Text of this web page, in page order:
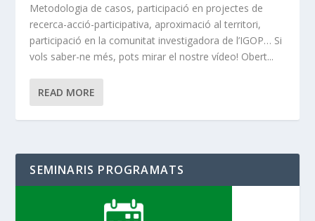
Metodologia de casos, participació en projectes de
recerca-acció-participativa, aproximació al territori,
participació en la comunitat investigadora de l’IGOP… Si
vols saber-ne més, pots mirar el nostre vídeo! Obert...
READ MORE
SEMINARIS PROGRAMATS